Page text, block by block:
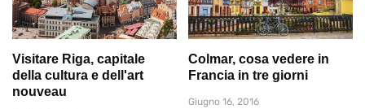
Visitare Riga, capitale
della cultura e dell'art
nouveau
Colmar, cosa vedere in
Francia in tre giorni
Giugno 16, 2016